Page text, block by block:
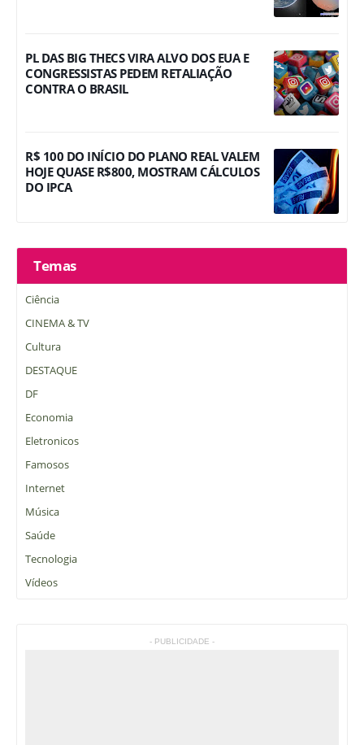
PL DAS BIG THECS VIRA ALVO DOS EUA E
CONGRESSISTAS PEDEM RETALIAÇÃO
CONTRA O BRASIL
R$ 100 DO INÍCIO DO PLANO REAL VALEM
HOJE QUASE R$800, MOSTRAM CÁLCULOS
DO IPCA
Temas
Ciência
CINEMA & TV
Cultura
DESTAQUE
DF
Economia
Eletronicos
Famosos
Internet
Música
Saúde
Tecnologia
Vídeos
- PUBLICIDADE -